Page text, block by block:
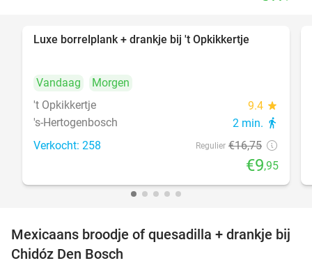
Luxe borrelplank + drankje bij 't Opkikkertje
Vandaag
Morgen
't Opkikkertje
9.4 star
's-Hertogenbosch 2 min. directions_walk
Verkocht: 258 Regulier €16,75
€9,95
37%
Mexicaans broodje of quesadilla + drankje bij
Chidóz Den Bosch